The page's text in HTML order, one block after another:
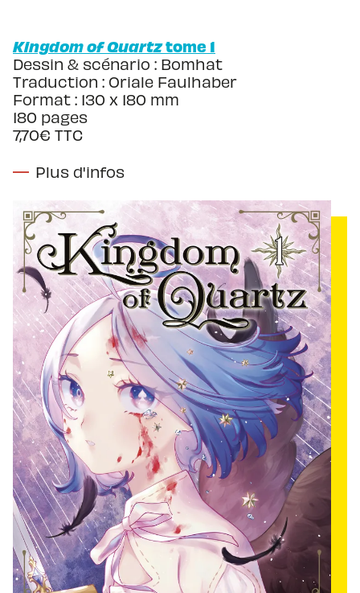
Kingdom of Quartztome 1
Dessin & scénario : Bomhat
Traduction : Oriale Faulhaber
Format : 130 x 180 mm
180 pages
7,70€ TTC
Plus d'infos